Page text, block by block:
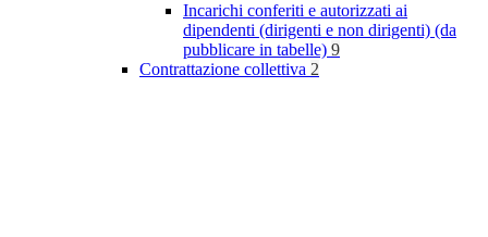
Incarichi conferiti e autorizzati ai
dipendenti (dirigenti e non dirigenti) (da
pubblicare in tabelle) 9
Contrattazione collettiva 2